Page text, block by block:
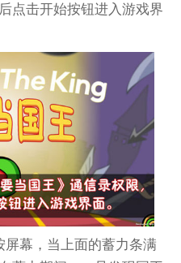
点击开始按钮进入游戏界
幕，当上面的蓄力条满